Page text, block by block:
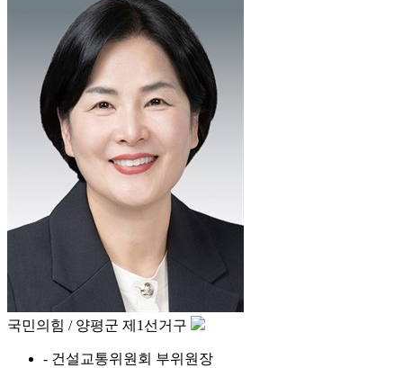
국민의힘 / 양평군 제1선거구
- 건설교통위원회 부위원장